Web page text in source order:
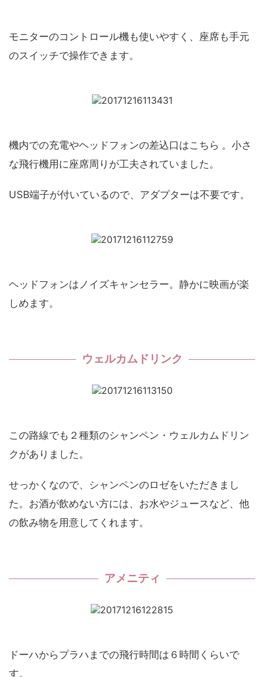
モニターのコントロール機も使いやすく、座席も手元
のスイッチで操作できます。
機内での充電やヘッドフォンの差込口はこちら 。小さ
な飛行機用に座席周りが工夫されていました。
USB端子が付いているので、アダプターは不要です。
ヘッドフォンはノイズキャンセラー。静かに映画が楽
しめます。
ウェルカムドリンク
この路線でも２種類のシャンペン・ウェルカムドリン
クがありました。
せっかくなので、シャンペンのロゼをいただきまし
た。お酒が飲めない方には、お水やジュースなど、他
の飲み物を用意してくれます。
アメニティ
ドーハからプラハまでの飛行時間は６時間くらいで
す。